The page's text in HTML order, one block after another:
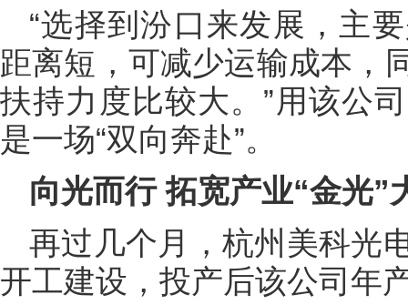
“选择到汾口来发展，主
距离短，可减少运输成本，
扶持力度比较大。”用该公
是一场“双向奔赴”。
向光而行 拓宽产业“金光”
再过几个月，杭州美科光
开工建设，投产后该公司年